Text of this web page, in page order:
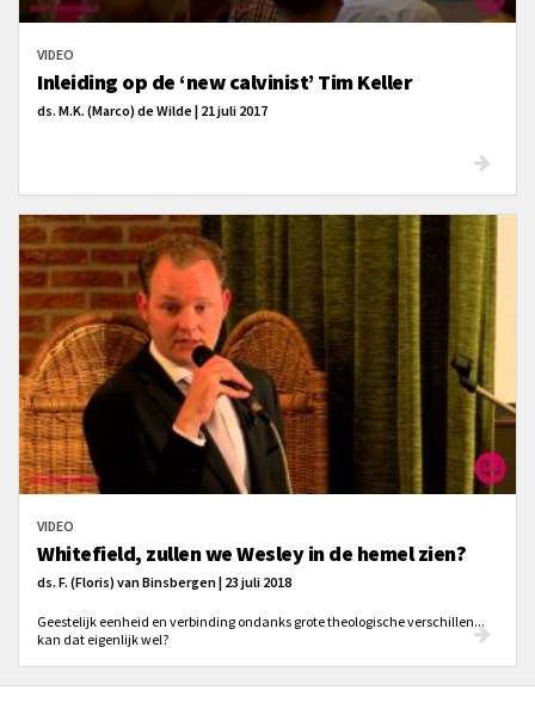
VIDEO
Inleiding op de ‘new calvinist’ Tim Keller
ds. M.K. (Marco) de Wilde | 21 juli 2017
VIDEO
Whitefield, zullen we Wesley in de hemel zien?
ds. F. (Floris) van Binsbergen | 23 juli 2018
Geestelijk eenheid en verbinding ondanks grote theologische verschillen...
kan dat eigenlijk wel?